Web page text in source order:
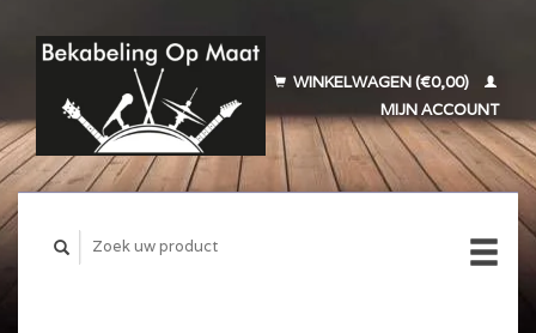
WINKELWAGEN (€0,00)
MIJN ACCOUNT